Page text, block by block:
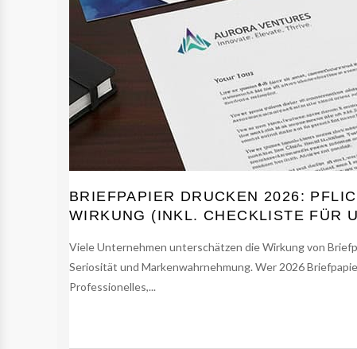
BRIEFPAPIER DRUCKEN 2026:
WIRKUNG (INKL. CHECKLISTE FÜR
Viele Unternehmen unterschätzen die Wirkung von
Seriosität und Markenwahrnehmung. Wer 2026
Professionelles,...